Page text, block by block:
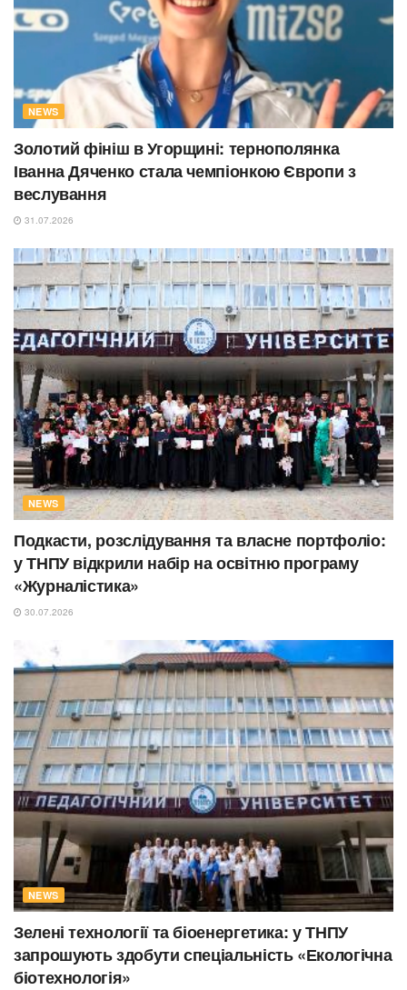
NEWS
Золотий фініш в Угорщині: тернополянка
Іванна Дяченко стала чемпіонкою Європи з
веслування
31.07.2026
NEWS
Подкасти, розслідування та власне портфоліо:
у ТНПУ відкрили набір на освітню програму
«Журналістика»
30.07.2026
NEWS
Зелені технології та біоенергетика: у ТНПУ
запрошують здобути спеціальність «Екологічна
біотехнологія»